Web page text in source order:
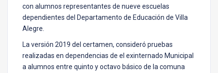
con alumnos representantes de nueve escuelas
dependientes del Departamento de Educación de Villa
Alegre.
La versión 2019 del certamen, consideró pruebas
realizadas en dependencias de el exinternado Municipal
a alumnos entre quinto y octavo básico de la comuna